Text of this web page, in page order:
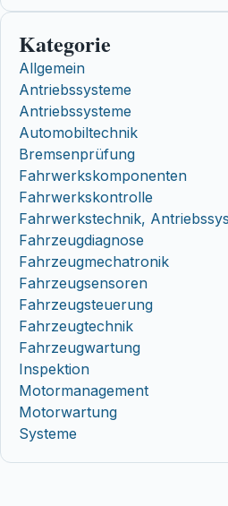
Kategorie
Allgemein
Antriebssysteme
Antriebssysteme
Automobiltechnik
Bremsenprüfung
Fahrwerkskomponenten
Fahrwerkskontrolle
Fahrwerkstechnik,
Fahrzeugdiagnose
Fahrzeugmechatronik
Fahrzeugsensoren
Fahrzeugsteuerung
Fahrzeugtechnik
Fahrzeugwartung
Inspektion
Motormanagement
Motorwartung
Systeme